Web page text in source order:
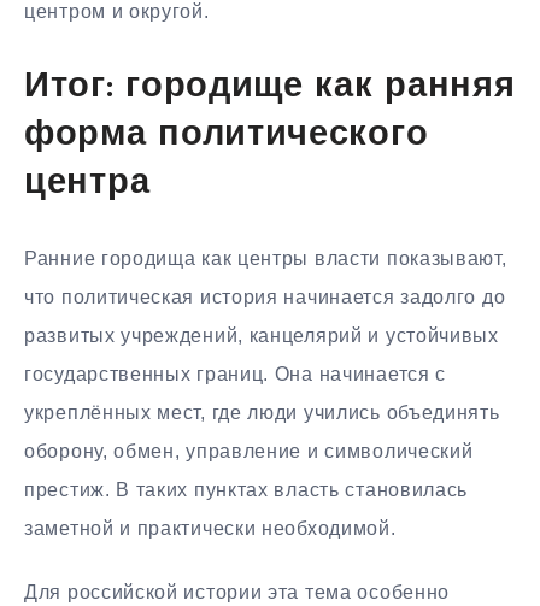
центром и округой.
Итог: городище как ранняя
форма политического
центра
Ранние городища как центры власти показывают,
что политическая история начинается задолго до
развитых учреждений, канцелярий и устойчивых
государственных границ. Она начинается с
укреплённых мест, где люди учились объединять
оборону, обмен, управление и символический
престиж. В таких пунктах власть становилась
заметной и практически необходимой.
Для российской истории эта тема особенно